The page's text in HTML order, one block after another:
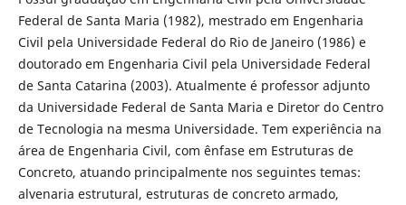
Federal de Santa Maria (1982), mestrado em Engenharia
Civil pela Universidade Federal do Rio de Janeiro (1986) e
doutorado em Engenharia Civil pela Universidade Federal
de Santa Catarina (2003). Atualmente é professor adjunto
da Universidade Federal de Santa Maria e Diretor do Centro
de Tecnologia na mesma Universidade. Tem experiência na
área de Engenharia Civil, com ênfase em Estruturas de
Concreto, atuando principalmente nos seguintes temas:
alvenaria estrutural, estruturas de concreto armado,